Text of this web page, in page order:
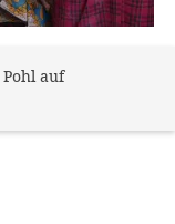
auf
Sie